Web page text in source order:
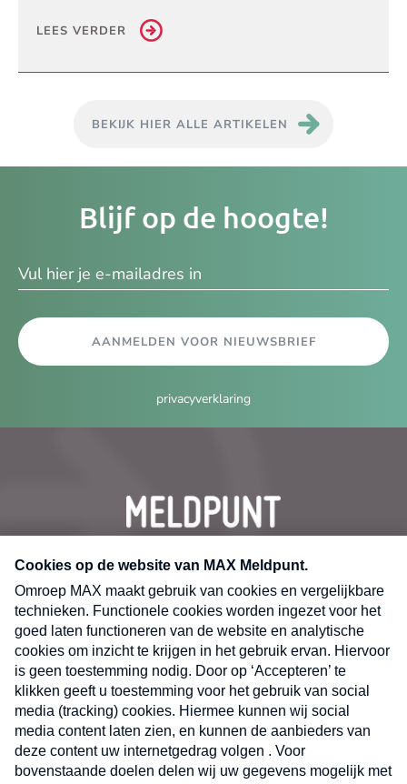
LEES VERDER
BEKIJK HIER ALLE ARTIKELEN
Blijf op de hoogte!
AANMELDEN VOOR NIEUWSBRIEF
privacyverklaring
CONTACT
Volg ons op